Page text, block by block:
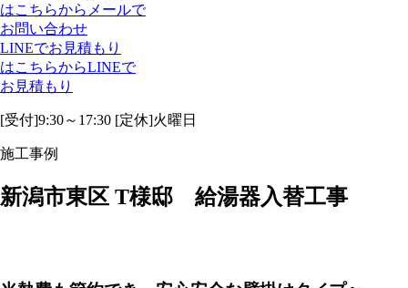
はこちらから メールで
お問い合わせ
LINEでお見積もり
はこちらからLINEで
お見積もり
[受付]9:30～17:30 [定休]火曜日
施工事例
新潟市東区 T様邸 給湯器入替工事